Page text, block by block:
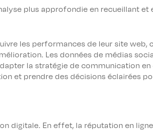
plus approfondie en recueillant et
les performances de leur site
Les données de médias
la stratégie de communication en
et prendre des décisions éclairées
digitale. En effet, la réputation en